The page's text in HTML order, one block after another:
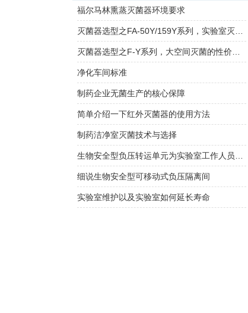
福尔马林熏蒸灭菌器环境要求
灭菌器选型之FA-50Y/159Y系列，实验室灭菌的好帮手！
净化车间标准
制药企业无菌生产的核心保障
简单介绍一下红外灭菌器的使用方法
制药洁净室灭菌技术与选择
细说生物安全型可移动式负压隔离间
实验室维护以及实验室如何延长寿命